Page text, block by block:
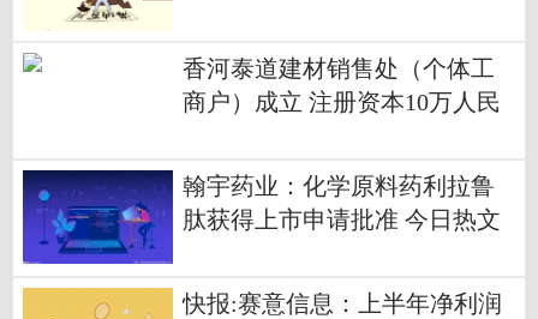
香河泰道建材销售处（个体工
商户）成立 注册资本10万人民
翰宇药业：化学原料药利拉鲁
肽获得上市申请批准 今日热文
快报:赛意信息：上半年净利润